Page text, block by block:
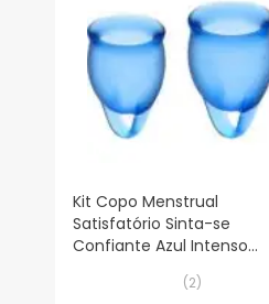
Kit Copo Menstrual
Satisfatório Sinta-se
Confiante Azul Intenso
(2)